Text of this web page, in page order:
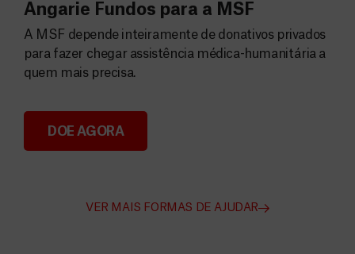
Angarie Fundos para a MSF
Angarie Fundos para a MSF
A MSF depende inteiramente de donativos privados
para fazer chegar assistência médica-humanitária a
quem mais precisa.
DOE AGORA
VER MAIS FORMAS DE AJUDAR